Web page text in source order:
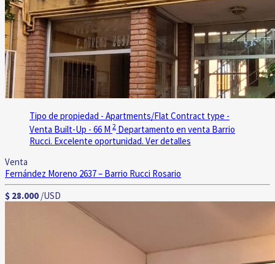
Tipo de propiedad - Apartments/FlatContract type -
Venta Built-Up - 66 M 2 Departamento en venta Barrio
Rucci. Excelente oportunidad. Ver detalles
Venta
Fernández Moreno 2637 – Barrio Rucci Rosario
$ 28.000 /USD